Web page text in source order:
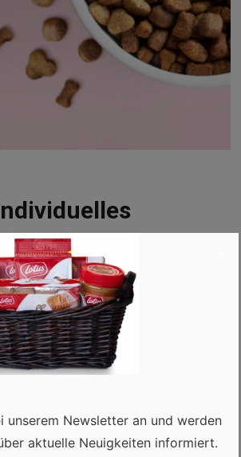
sondern dieses individuell nach den
die Akzeptanz von Unterschieden ist
more
unserem Newsletter an und werden
aktuelle Neuigkeiten informiert.